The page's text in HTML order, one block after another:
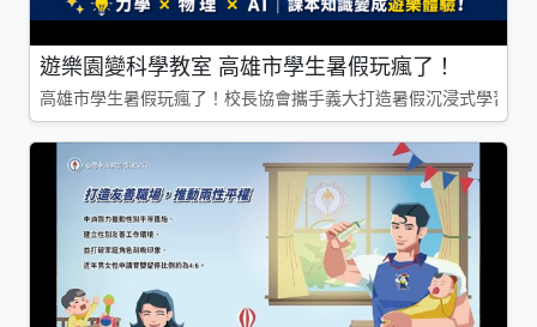
遊樂園變科學教室 高雄市學生暑假玩瘋了！
高雄市學生暑假玩瘋了！校長協會攜手義大打造暑假沉浸式學習基